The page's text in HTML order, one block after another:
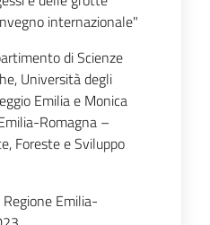
internazionale"
di Scienze
Università degli
Emilia e Monica
Romagna –
Foreste e Sviluppo
Emilia-